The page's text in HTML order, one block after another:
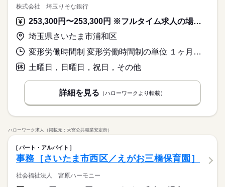
株式会社 埼玉りそな銀行
253,300円〜253,300円 ※フルタイム求人の場合は月額（換算額）、パート求人の場合は時間額を表示しています。
埼玉県さいたま市浦和区
変形労働時間制 変形労働時間制の単位 １ヶ月単位 就業時間１ 8時40分〜17時25分 就業時間に関する特記事項 所定労働時間：７時間４５分
土曜日，日曜日，祝日，その他
詳細を見る （ハローワークより転載）
ハローワーク求人（掲載元：大宮公共職業安定所）
パート・アルバイト
事務［さいたま市西区／えがお三橋保育園］
社会福祉法人 宮原ハーモニー